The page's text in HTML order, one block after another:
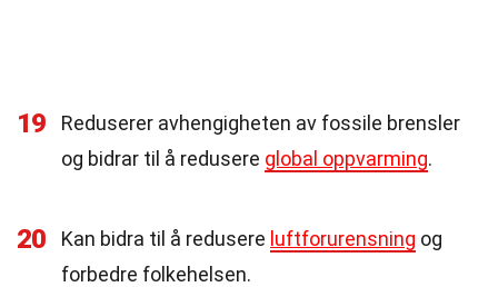
19
Reduserer avhengigheten av fossile brensler
og bidrar til å redusere global oppvarming.
20 Kan bidra til å redusere luftforurensning og
forbedre folkehelsen.